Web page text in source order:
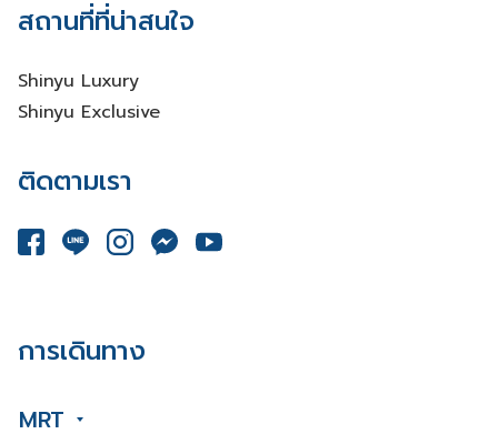
สถานที่ที่น่าสนใจ
Shinyu Luxury
Shinyu Exclusive
ติดตามเรา
การเดินทาง
MRT